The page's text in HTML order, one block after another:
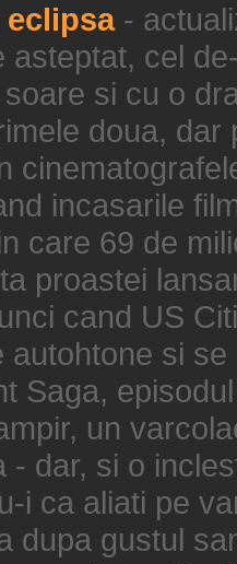
eclipsa-
asteptat, cel
si cu o
doua,
incasarile
care 69 de
proastei
cand US
autohtone si
Saga,
un
- dar, si o
i ca aliati pe
dupa gustul